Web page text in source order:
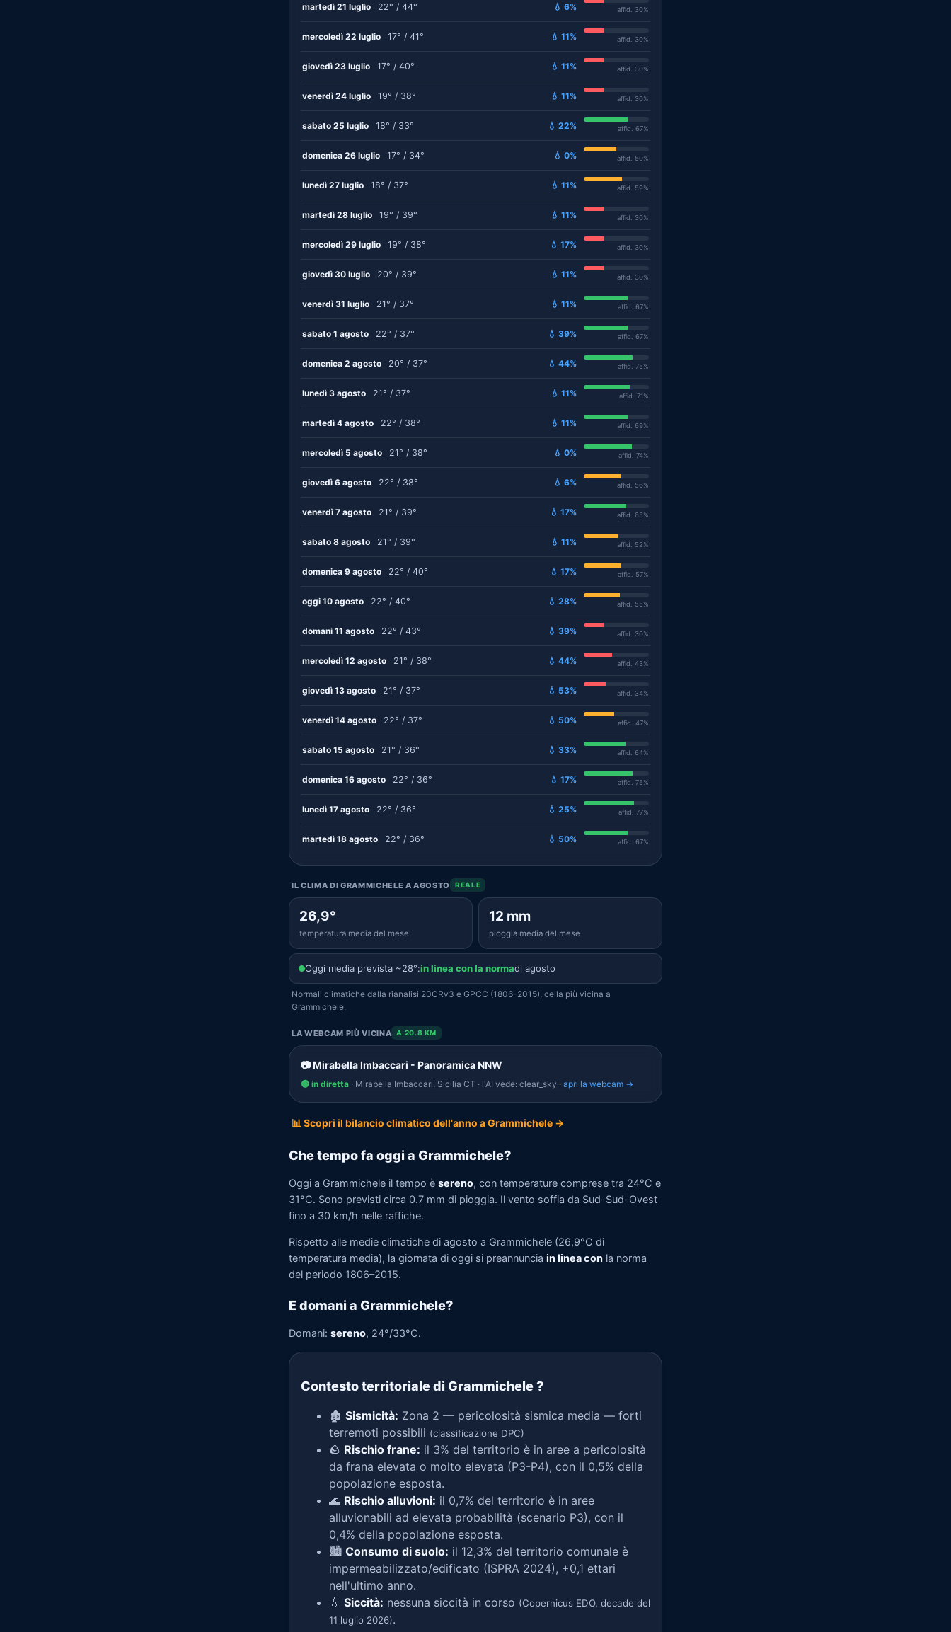
martedì 21 luglio 22° / 44° 💧 6% affid. 30%
mercoledì 22 luglio 17° / 41° 💧 11% affid. 30%
giovedì 23 luglio 17° / 40° 💧 11% affid. 30%
venerdì 24 luglio 19° / 38° 💧 11% affid. 30%
sabato 25 luglio 18° / 33° 💧 22% affid. 67%
domenica 26 luglio 17° / 34° 💧 0% affid. 50%
lunedì 27 luglio 18° / 37° 💧 11% affid. 59%
martedì 28 luglio 19° / 39° 💧 11% affid. 30%
mercoledì 29 luglio 19° / 38° 💧 17% affid. 30%
giovedì 30 luglio 20° / 39° 💧 11% affid. 30%
venerdì 31 luglio 21° / 37° 💧 11% affid. 67%
sabato 1 agosto 22° / 37° 💧 39% affid. 67%
domenica 2 agosto 20° / 37° 💧 44% affid. 75%
lunedì 3 agosto 21° / 37° 💧 11% affid. 71%
martedì 4 agosto 22° / 38° 💧 11% affid. 69%
mercoledì 5 agosto 21° / 38° 💧 0% affid. 74%
giovedì 6 agosto 22° / 38° 💧 6% affid. 56%
venerdì 7 agosto 21° / 39° 💧 17% affid. 65%
sabato 8 agosto 21° / 39° 💧 11% affid. 52%
domenica 9 agosto 22° / 40° 💧 17% affid. 57%
oggi 10 agosto 22° / 40° 💧 28% affid. 55%
domani 11 agosto 22° / 43° 💧 39% affid. 30%
mercoledì 12 agosto 21° / 38° 💧 44% affid. 43%
giovedì 13 agosto 21° / 37° 💧 53% affid. 34%
venerdì 14 agosto 22° / 37° 💧 50% affid. 47%
sabato 15 agosto 21° / 36° 💧 33% affid. 64%
domenica 16 agosto 22° / 36° 💧 17% affid. 75%
lunedì 17 agosto 22° / 36° 💧 25% affid. 77%
martedì 18 agosto 22° / 36° 💧 50% affid. 67%
IL CLIMA DI GRAMMICHELE A AGOSTO REALE
26,9°
temperatura media del mese
12 mm
pioggia media del mese
Oggi media prevista ~28°:in linea con la normadi agosto
Normali climatiche dalla rianalisi 20CRv3 e GPCC (1806–2015), cella più vicina a
Grammichele.
LA WEBCAM PIÙ VICINA A 20.8 KM
📷 Mirabella Imbaccari - Panoramica NNW
🟢 in diretta · Mirabella Imbaccari, Sicilia CT · l'AI vede: clear_sky · apri la webcam →
📊 Scopri il bilancio climatico dell'anno a Grammichele →
Che tempo fa oggi a Grammichele?
Oggi a Grammichele il tempo è sereno, con temperature comprese tra 24°C e
31°C. Sono previsti circa 0.7 mm di pioggia. Il vento soffia da Sud-Sud-Ovest
fino a 30 km/h nelle raffiche.
Rispetto alle medie climatiche di agosto a Grammichele (26,9°C di
temperatura media), la giornata di oggi si preannuncia in linea con la norma
del periodo 1806–2015.
E domani a Grammichele?
Domani: sereno, 24°/33°C.
Contesto territoriale di Grammichele?
🏚️ Sismicità: Zona 2 — pericolosità sismica media — forti
terremoti possibili (classificazione DPC)
🪨 Rischio frane: il 3% del territorio è in aree a pericolosità
da frana elevata o molto elevata (P3-P4), con il 0,5% della
popolazione esposta.
🌊 Rischio alluvioni: il 0,7% del territorio è in aree
alluvionabili ad elevata probabilità (scenario P3), con il
0,4% della popolazione esposta.
🏙️ Consumo di suolo: il 12,3% del territorio comunale è
impermeabilizzato/edificato (ISPRA 2024), +0,1 ettari
nell'ultimo anno.
💧 Siccità: nessuna siccità in corso (Copernicus EDO, decade del
11 luglio 2026).